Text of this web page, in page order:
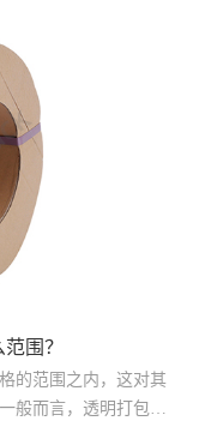
围？
的范围之内，这对其
般而言，透明打包带